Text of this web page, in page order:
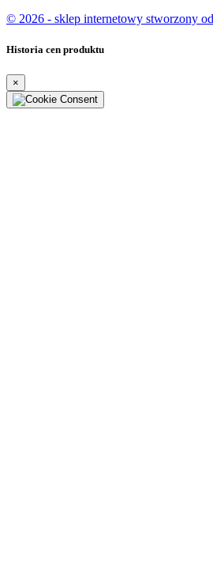
© 2026 - sklep internetowy stworzony
Historia cen produktu
×